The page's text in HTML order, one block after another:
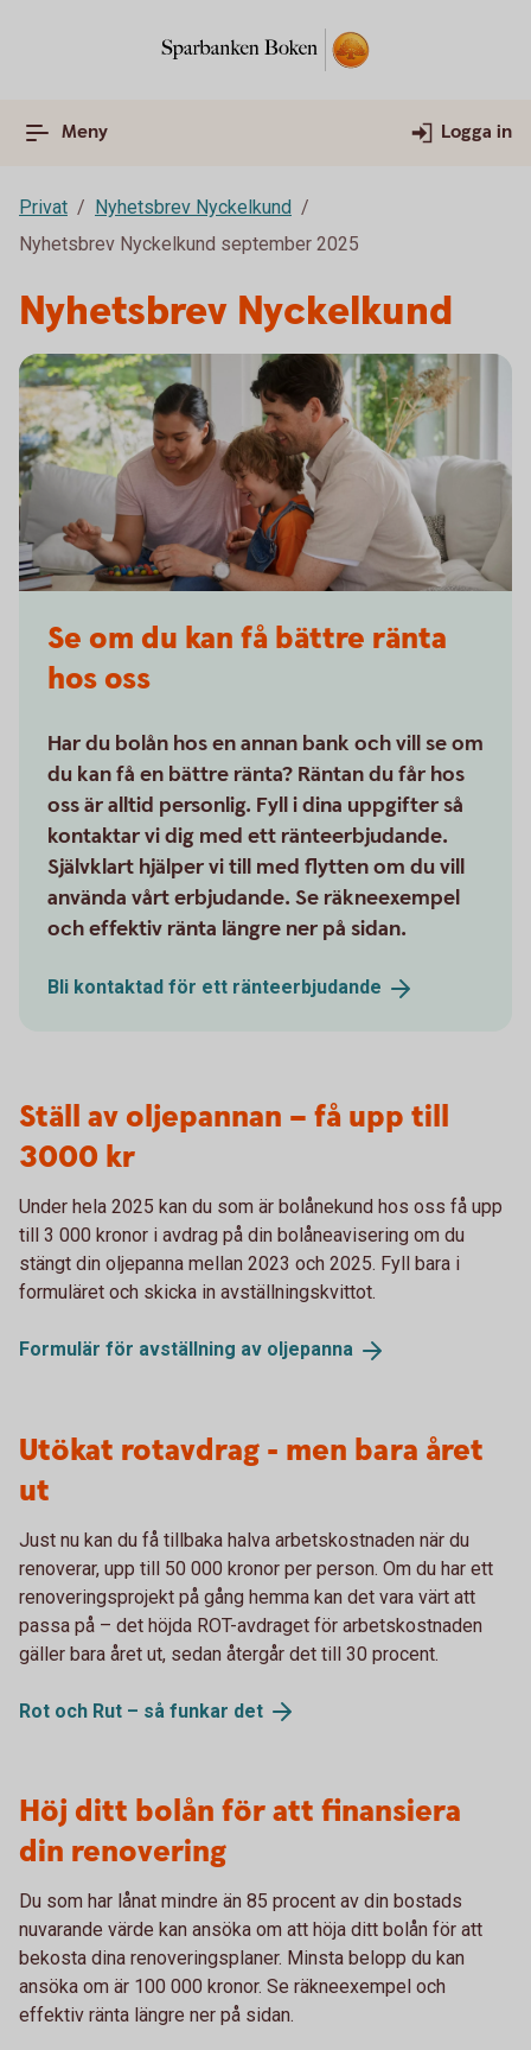
Meny Logga in
Privat
Nyhetsbrev Nyckelkund
Nyhetsbrev Nyckelkund september 2025
Nyhetsbrev Nyckelkund
Se om du kan få bättre ränta
hos oss
Har du bolån hos en annan bank och vill se om
du kan få en bättre ränta? Räntan du får hos
oss är alltid personlig. Fyll i dina uppgifter så
kontaktar vi dig med ett ränteerbjudande.
Självklart hjälper vi till med flytten om du vill
använda vårt erbjudande. Se räkneexempel
och effektiv ränta längre ner på sidan.
Bli kontaktad för ett ränteerbjudande
Ställ av oljepannan – få upp till
3000 kr
Under hela 2025 kan du som är bolånekund hos oss få upp
till 3 000 kronor i avdrag på din bolåneavisering om du
stängt din oljepanna mellan 2023 och 2025. Fyll bara i
formuläret och skicka in avställningskvittot.
Formulär för avställning av oljepanna
Utökat rotavdrag - men bara året
ut
Just nu kan du få tillbaka halva arbetskostnaden när du
renoverar, upp till 50 000 kronor per person. Om du har ett
renoveringsprojekt på gång hemma kan det vara värt att
passa på – det höjda ROT-avdraget för arbetskostnaden
gäller bara året ut, sedan återgår det till 30 procent.
Rot och Rut – så funkar det
Höj ditt bolån för att finansiera
din renovering
Du som har lånat mindre än 85 procent av din bostads
nuvarande värde kan ansöka om att höja ditt bolån för att
bekosta dina renoveringsplaner. Minsta belopp du kan
ansöka om är 100 000 kronor. Se räkneexempel och
effektiv ränta längre ner på sidan.